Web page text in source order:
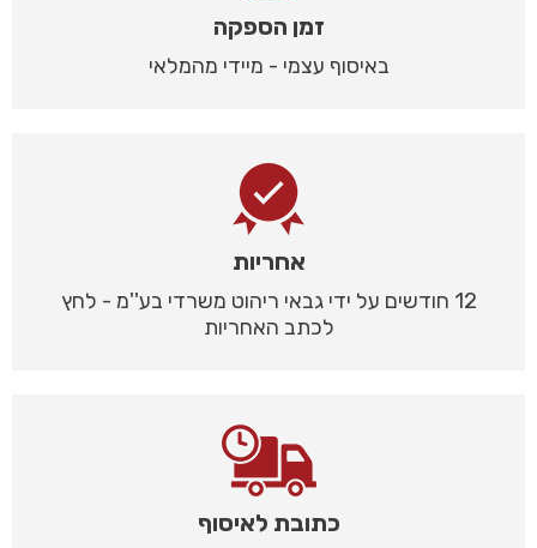
זמן הספקה
באיסוף עצמי - מיידי מהמלאי
אחריות
12 חודשים על ידי גבאי ריהוט משרדי בע''מ - לחץ
לכתב האחריות
כתובת לאיסוף